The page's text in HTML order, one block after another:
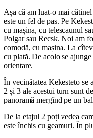
Așa că am luat-o mai
este un fel de pas. Pe
cu mașina, cu telescaunul
Polgar sau Recsk. Noi am
comodă, cu mașina. La
cu plată. De acolo se
orientare.
În vecinătatea Kekesteto se
2 și 3 ale acestui turn sunt
panoramă mergînd pe un
De la etajul 2 poți vedea
este închis cu geamuri. În